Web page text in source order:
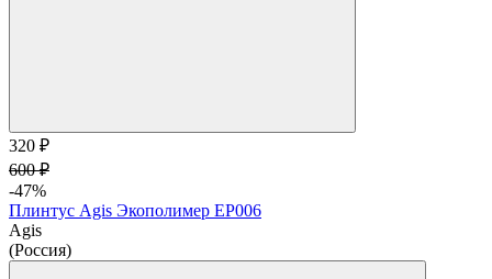
320 ₽
600 ₽
-47%
Плинтус Agis Экополимер EP006
Agis
(Россия)